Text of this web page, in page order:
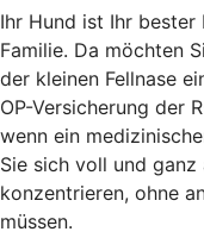
Ihr Hund ist Ihr
Familie. Da möchten
der kleinen Fellnase
OP-Versicherung der
wenn ein
Sie sich voll und
konzentrieren, ohne
müssen.